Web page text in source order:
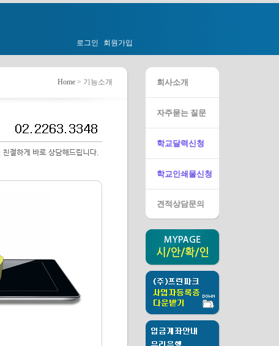
로그인 회원가입
Home > 기능소개 회사소개
자주묻는 질문
학교달력신청
학교인쇄물신청
견적상담문의